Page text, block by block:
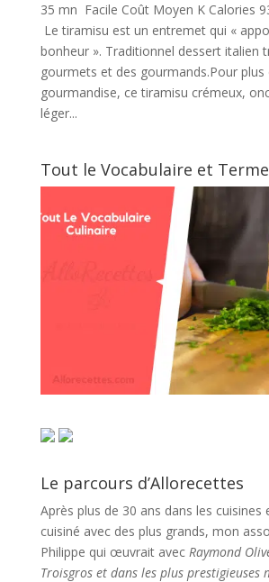
35 mn Facile Coût Moyen K Calories
Le tiramisu est un entremet qui «
bonheur ». Traditionnel dessert italien
gourmets et des gourmands.Pour plus
gourmandise, ce tiramisu crémeux,
léger...
Tout le Vocabulaire et
Le parcours d’Allorecettes
Après plus de 30 ans dans les cuisines
cuisiné avec des plus grands, mon
Philippe qui œuvrait avec Raymond
Troisgros et dans les plus prestigieuses